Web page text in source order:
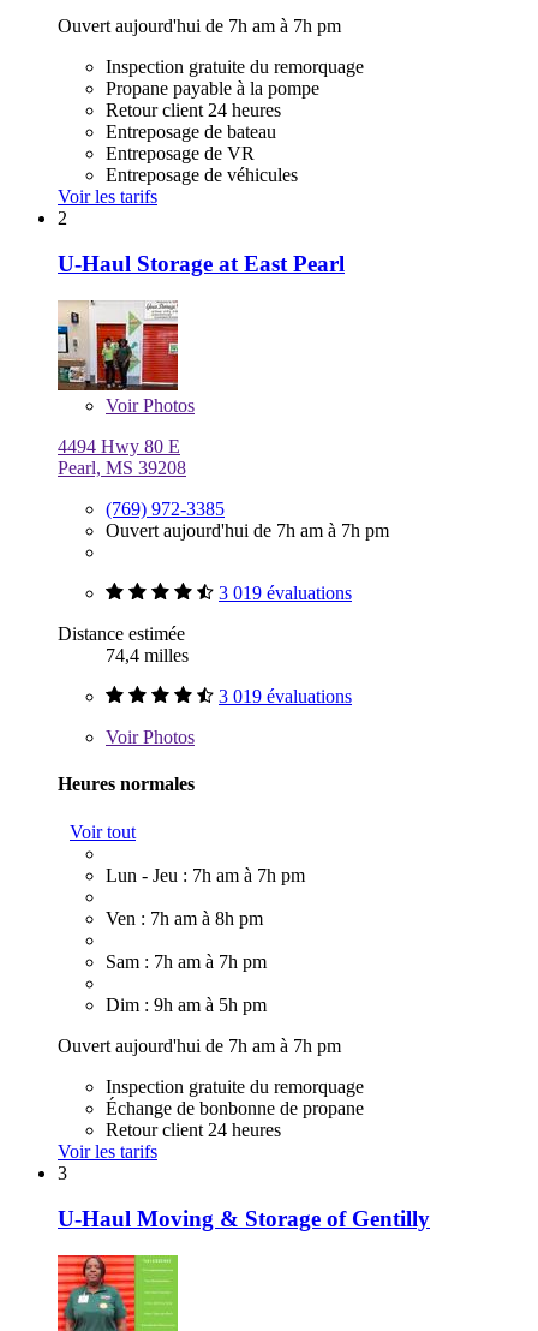
Ouvert aujourd'hui de 7h am à 7h pm
Inspection gratuite du remorquage
Propane payable à la pompe
Retour client 24 heures
Entreposage de bateau
Entreposage de VR
Entreposage de véhicules
Voir les tarifs
2
U-Haul Storage at East Pearl
VoirPhotos
4494 Hwy 80 E
Pearl, MS 39208
(769) 972-3385
Ouvert aujourd'hui de 7h am à 7h pm
3 019 évaluations
Distance estimée
74,4 milles
3 019 évaluations
VoirPhotos
Heures normales
Voir tout
Lun - Jeu : 7h am à 7h pm
Ven : 7h am à 8h pm
Sam : 7h am à 7h pm
Dim : 9h am à 5h pm
Ouvert aujourd'hui de 7h am à 7h pm
Inspection gratuite du remorquage
Échange de bonbonne de propane
Retour client 24 heures
Voir les tarifs
3
U-Haul Moving & Storage of Gentilly